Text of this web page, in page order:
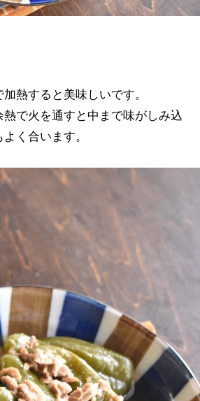
熱すると美味しいです。
熱で火を通すと中まで味がしみ込
く合います。